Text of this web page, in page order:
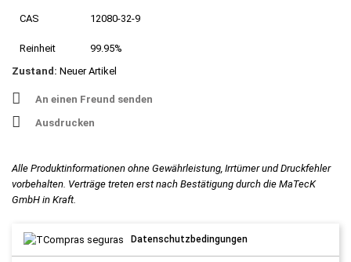
CAS 12080-32-9
Reinheit
99.95%
Zustand: Neuer Artikel
An einen Freund senden
Ausdrucken
Alle Produktinformationen ohne Gewährleistung, Irrtümer und Druckfehler
vorbehalten. Verträge treten erst nach Bestätigung durch die MaTecK
GmbH in Kraft.
Datenschutzbedingungen